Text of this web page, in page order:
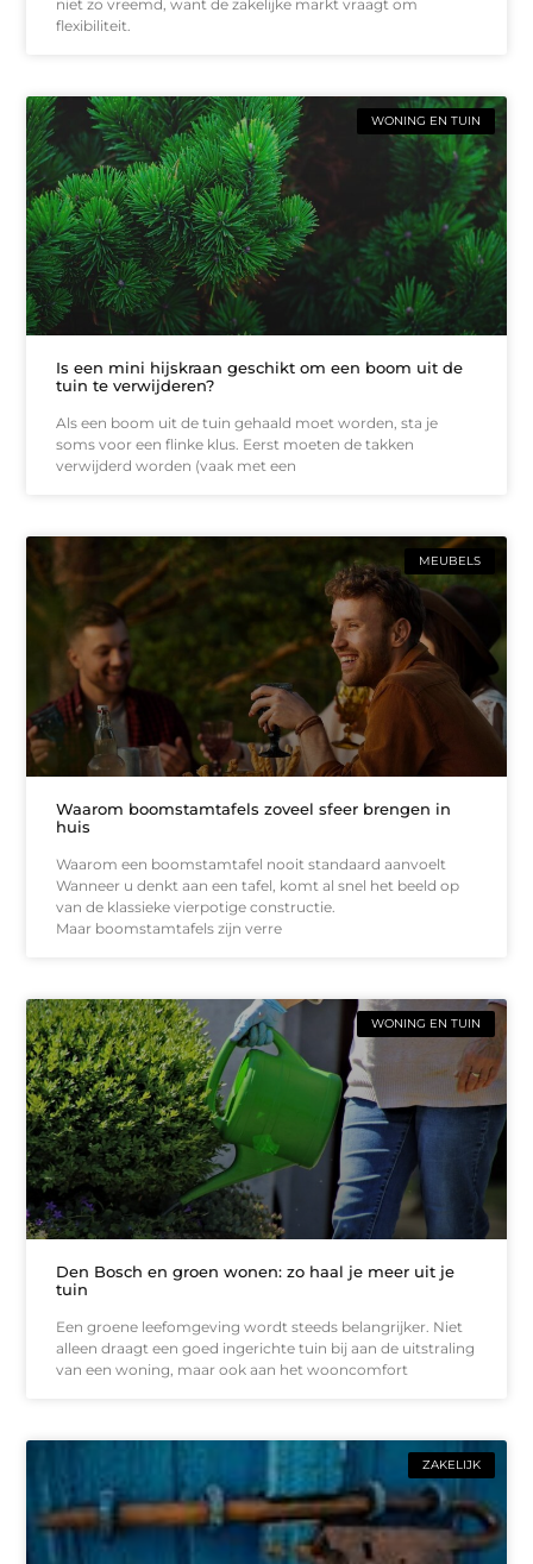
niet zo vreemd, want de zakelijke markt vraagt om
flexibiliteit.
WONING EN TUIN
Is een mini hijskraan geschikt om een boom uit de
tuin te verwijderen?
Als een boom uit de tuin gehaald moet worden, sta je
soms voor een flinke klus. Eerst moeten de takken
verwijderd worden (vaak met een
MEUBELS
Waarom boomstamtafels zoveel sfeer brengen in
huis
Waarom een boomstamtafel nooit standaard aanvoelt
Wanneer u denkt aan een tafel, komt al snel het beeld op
van de klassieke vierpotige constructie.
Maar boomstamtafels zijn verre
WONING EN TUIN
Den Bosch en groen wonen: zo haal je meer uit je
tuin
Een groene leefomgeving wordt steeds belangrijker. Niet
alleen draagt een goed ingerichte tuin bij aan de uitstraling
van een woning, maar ook aan het wooncomfort
ZAKELIJK